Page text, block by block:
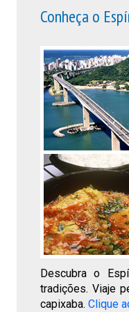
Conheça o
Descubra o
tradições. Viaje
capixaba. Clique